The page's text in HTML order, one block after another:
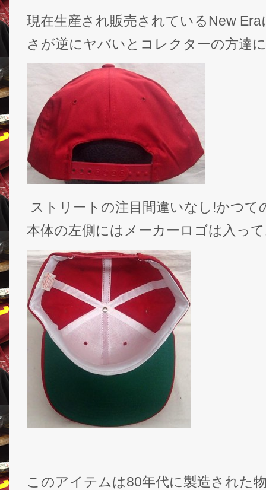
現在生産され販売されているNew
さが逆にヤバいとコレクターの方達
ストリートの注目間違いなし!かつ
本体の左側にはメーカーロゴは入っ
このアイテムは80年代に製造された